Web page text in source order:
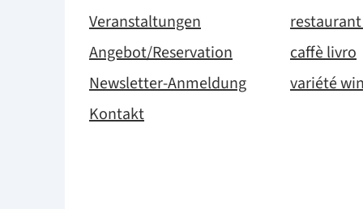
Veranstaltungen
Angebot/Reservation
Newsletter-Anmeldung
Kontakt
caffè livro
variété